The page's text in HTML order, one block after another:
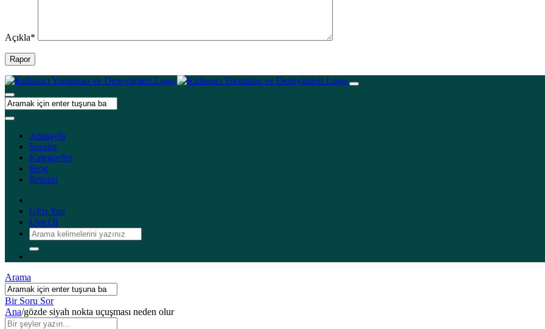
Açıkla*
Rapor
Anasayfa
Sorular
Kategoriler
Blog
İletişim
Giriş Yap
Üye Ol
Arama
Bir Soru Sor
Ana/gözde siyah nokta uçuşması neden olur